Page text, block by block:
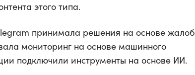
этого типа.
принимала решения на основе жалоб
мониторинг на основе машинного
подключили инструменты на основе ИИ.